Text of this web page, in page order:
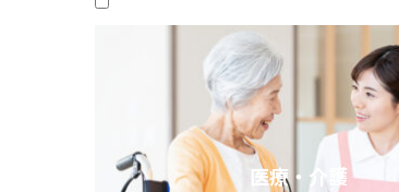
医療・介護